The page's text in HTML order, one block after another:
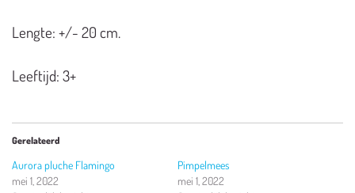
Lengte: +/- 20 cm.
Leeftijd: 3+
Gerelateerd
Aurora pluche Flamingo
mei 1, 2022
Pimpelmees
mei 1, 2022